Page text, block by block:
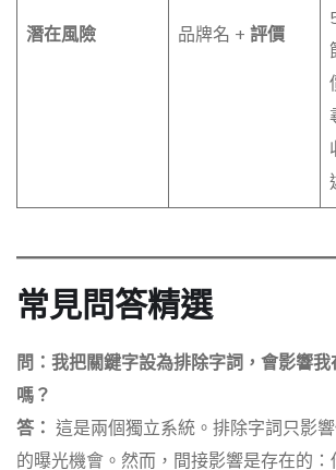
潛在風險 品牌名 + 評價
常見問答精選
問：我把關鍵字設為排除字詞，會影響
嗎？
答： 這是兩個獨立系統。排除字詞只影響
的曝光機會。然而，間接影響是存在的